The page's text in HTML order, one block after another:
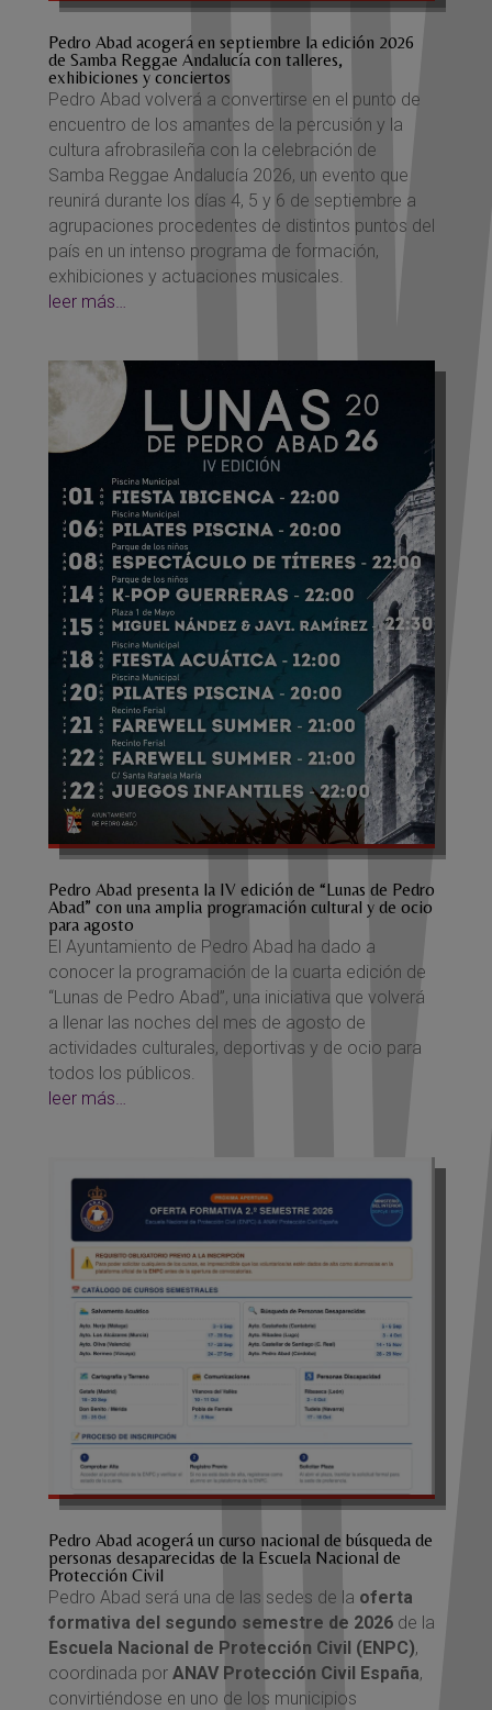
Pedro Abad acogerá en septiembre la edición 2026
de Samba Reggae Andalucía con talleres,
exhibiciones y conciertos
Pedro Abad volverá a convertirse en el punto de
encuentro de los amantes de la percusión y la
cultura afrobrasileña con la celebración de
Samba Reggae Andalucía 2026, un evento que
reunirá durante los días 4, 5 y 6 de septiembre a
agrupaciones procedentes de distintos puntos del
país en un intenso programa de formación,
exhibiciones y actuaciones musicales.
leer más…
Pedro Abad presenta la IV edición de “Lunas de Pedro
Abad” con una amplia programación cultural y de ocio
para agosto
El Ayuntamiento de Pedro Abad ha dado a
conocer la programación de la cuarta edición de
“Lunas de Pedro Abad”, una iniciativa que volverá
a llenar las noches del mes de agosto de
actividades culturales, deportivas y de ocio para
todos los públicos.
leer más…
Pedro Abad acogerá un curso nacional de búsqueda de
personas desaparecidas de la Escuela Nacional de
Protección Civil
Pedro Abad será una de las sedes de la oferta
formativa del segundo semestre de 2026 de la
Escuela Nacional de Protección Civil (ENPC),
coordinada por ANAV Protección Civil España,
convirtiéndose en uno de los municipios